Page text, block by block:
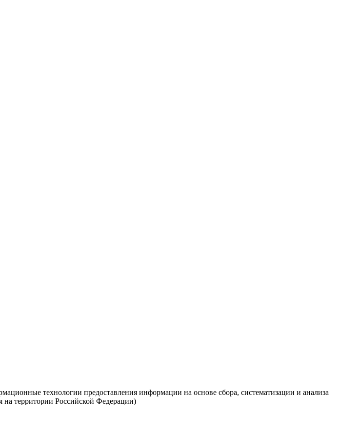
технологии предоставления информации на основе сбора, систематизации и анализа
на территории Российской Федерации)